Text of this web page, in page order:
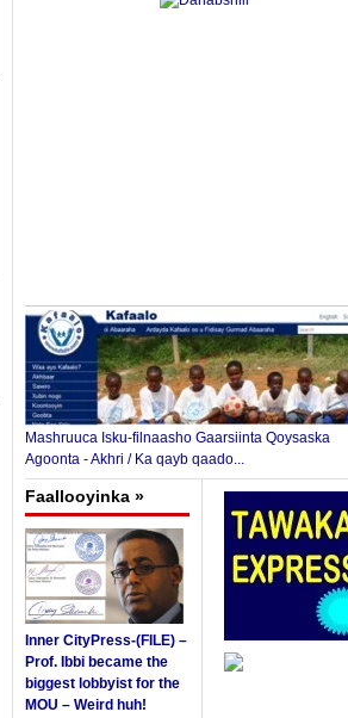
Mashruuca Isku-filnaasho Gaarsiinta Qoysaska
Agoonta - Akhri / Ka qayb qaado...
Faallooyinka »
Inner CityPress-(FILE) –
Prof. Ibbi became the
biggest lobbyist for the
MOU – Weird huh!